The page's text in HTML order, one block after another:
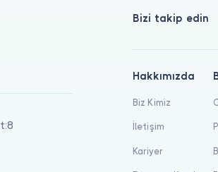
Bizi takip edin
Hakkımızda
Biz Kimiz
İletişim
Kariyer